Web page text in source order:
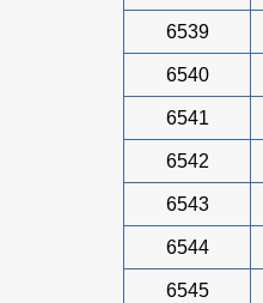
6539
6540
6541
6542
6543
6544
6545